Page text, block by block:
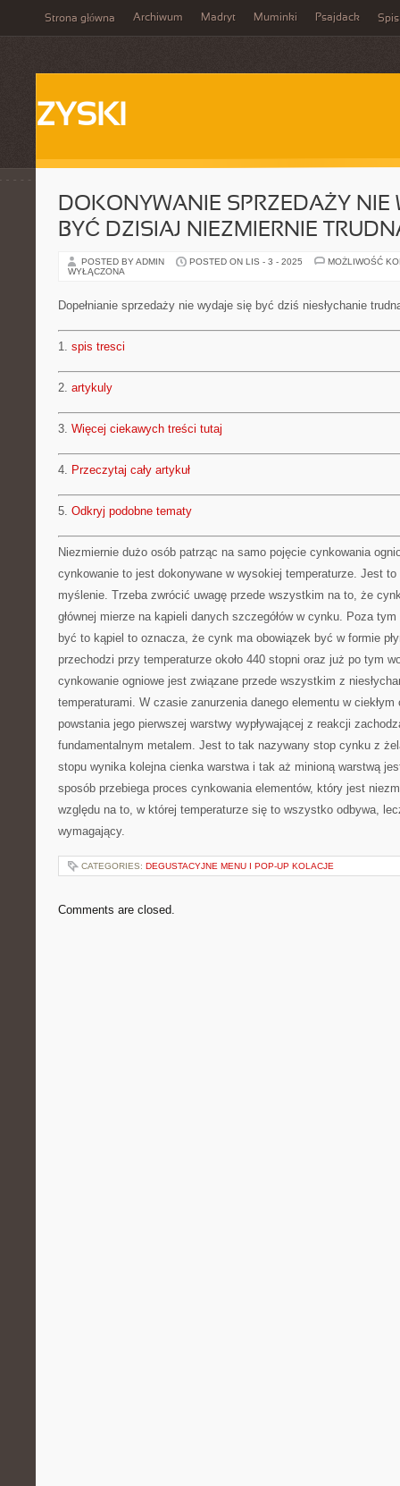
Strona główna Archiwum Madryt Muminki Psajdack Spis
ZYSKI
DOKONYWANIE SPRZEDAŻY NIE
BYĆ DZISIAJ NIEZMIERNIE
POSTED BY ADMIN POSTED ON LIS - 3 - 2025
MOŻLIWOŚĆ
WYŁĄCZONA
Dopełnianie sprzedaży nie wydaje się być dziś niesłychanie
1. spis tresci
2. artykuly
3. Więcej ciekawych treści tutaj
4. Przeczytaj cały artykuł
5. Odkryj podobne tematy
Niezmiernie dużo osób patrząc na samo pojęcie cynkowania
cynkowanie to jest dokonywane w wysokiej temperaturze. Jest
myślenie. Trzeba zwrócić uwagę przede wszystkim na to, że
głównej mierze na kąpieli danych szczegółów w cynku. Poza
być to kąpiel to oznacza, że cynk ma obowiązek być w formie
przechodzi przy temperaturze około 440 stopni oraz już po tym
cynkowanie ogniowe jest związane przede wszystkim z
temperaturami. W czasie zanurzenia danego elementu w
powstania jego pierwszej warstwy wypływającej z reakcji
fundamentalnym metalem. Jest to tak nazywany stop cynku z
stopu wynika kolejna cienka warstwa i tak aż minioną warstwą
sposób przebiega proces cynkowania elementów, który jest
względu na to, w której temperaturze się to wszystko odbywa,
wymagający.
CATEGORIES: DEGUSTACYJNE MENU I POP-UP KOLACJE
Comments are closed.